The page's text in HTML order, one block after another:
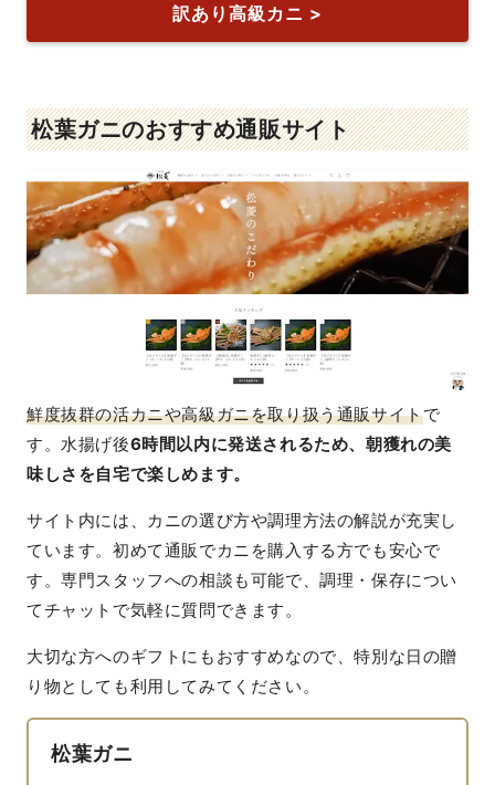
訳あり高級カニ >
松葉ガニのおすすめ通販サイト
鮮度抜群の活カニや高級ガニを取り扱う通販サイトで
す。水揚げ後6時間以内に発送されるため、朝獲れの美
味しさを自宅で楽しめます。
サイト内には、カニの選び方や調理方法の解説が充実し
ています。初めて通販でカニを購入する方でも安心で
す。専門スタッフへの相談も可能で、調理・保存につい
てチャットで気軽に質問できます。
大切な方へのギフトにもおすすめなので、特別な日の贈
り物としても利用してみてください。
松葉ガニ